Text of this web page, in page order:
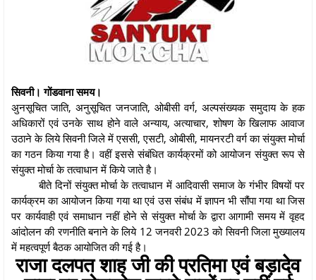
सिवनी। गोंडवाना समय।
अुनसूचित जाति, अनुसूचित जनजाति, ओबीसी वर्ग, अल्पसंख्यक समुदाय के हक
अधिकारों एवं उनके साथ होने वाले अन्याय, अत्याचार, शोषण के खिलाफ आवाज
उठाने के लिये सिवनी जिले में एससी, एसटी, ओबीसी, मायनरटी वर्ग का संयुक्त मोर्चा
का गठन किया गया है। वहीं इससे संबंधित कार्यक्रमों को आयोजन संयुक्त रूप से
संयुक्त मोर्चा के तत्वाधान में किये जाते है।
बीते दिनों संयुक्त मोर्चा के तत्वाधान में आदिवासी समाज के गंभीर विषयों पर
कार्यक्रम का आयोजन किया गया था एवं उस संबंध में ज्ञापन भी सौंपा गया था जिस
पर कार्यवाही एवं समाधान नहीं होने से संयुक्त मोर्चा के द्वारा आगामी समय में वृहद
आंदोलन की रणनीति बनाने के लिये 12 जनवरी 2023 को सिवनी जिला मुख्यालय
में महत्वपूर्ण बैठक आयोजित की गई है।
राजा दलपत शाह जी की प्रतिमा एवं बड़ादेव